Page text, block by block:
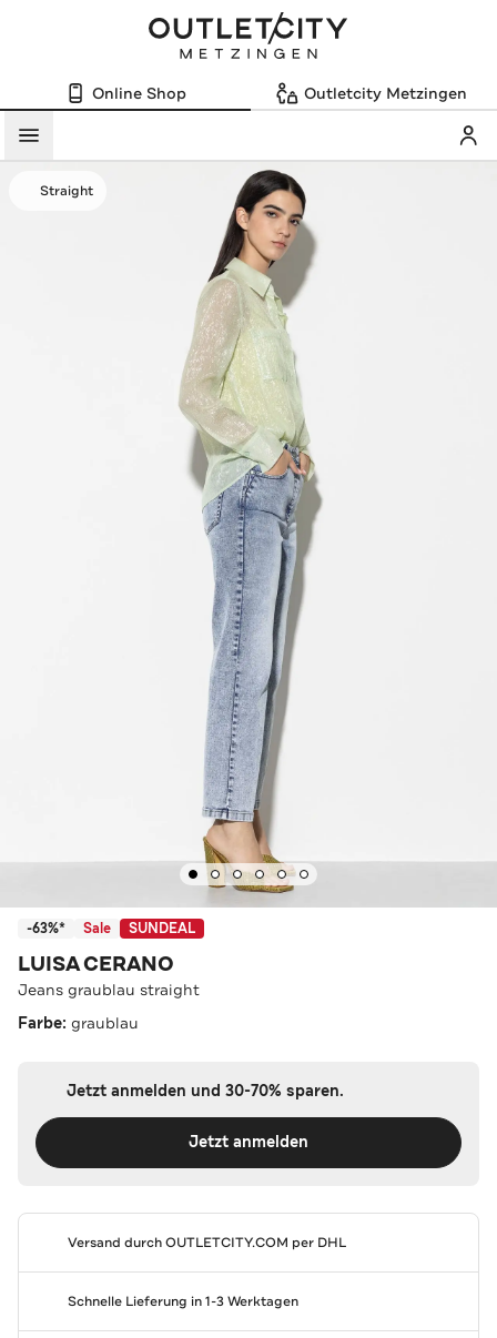
Online Shop Outletcity Metzingen
Menü
Straight
-63%* Sale SUNDEAL
LUISA CERANO
Jeans graublau straight
Farbe: graublau
Jetzt anmelden und 30-70% sparen.
Jetzt anmelden
Versand durchOUTLETCITY.COM per DHL
Schnelle Lieferung in 1-3 Werktagen